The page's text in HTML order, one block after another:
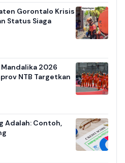
Gorontalo Krisis
Status Siaga
2026
NTB Targetkan
Adalah: Contoh,